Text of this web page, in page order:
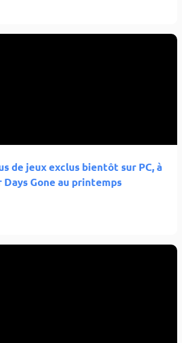
de jeux exclus bientôt sur PC, à
Gone au printemps